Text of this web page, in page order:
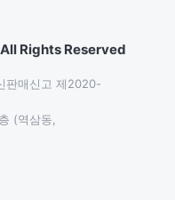
Rights Reserved
판매신고 제2020-
(역삼동,